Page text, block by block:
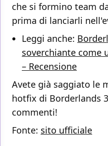
che si formino team
prima di lanciarli
Leggi anche:
soverchiante come
– Recensione
Avete già saggiato le
hotfix di Borderlands
commenti!
Fonte: sito ufficiale